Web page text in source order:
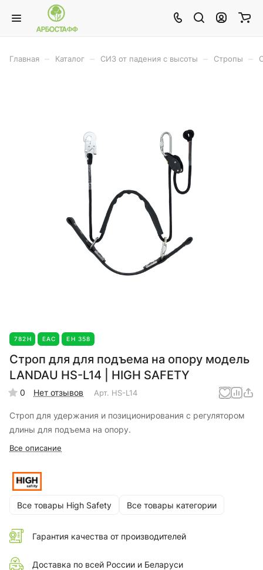
Главная Каталог СИЗ от падения с высоты Стропы
782Н EAC ЕН 358
Строп для для подъема на опору модель
LANDAU HS-L14 | HIGH SAFETY
0 Нет отзывов Арт. HS-L14
Строп для удержания и позиционирования с регулятором
длины для подъема на опору.
Все описание
Все товары High Safety Все товары категории
Гарантия качества от производителей
Доставка по всей России и Беларуси